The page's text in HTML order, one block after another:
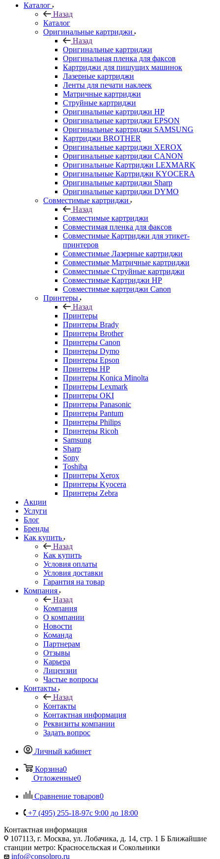
Каталог
Назад
Каталог
Оригинальные картриджи
Назад
Оригинальные картриджи
Оригинальная пленка для факсов
Картриджи для пишущих машинок
Лазерные картриджи
Ленты для печати наклеек
Матричные картриджи
Струйные картриджи
Оригинальные картриджи HP
Оригинальные картриджи EPSON
Оригинальные картриджи SAMSUNG
Картриджи BROTHER
Оригинальные картриджи XEROX
Оригинальные картриджи CANON
Оригинальные Картриджи LEXMARK
Оригинальные Картриджи KYOCERA
Оригинальные картриджи Sharp
Оригинальные картриджи DYMO
Совместимые картриджи
Назад
Совместимые картриджи
Совместимая пленка для факсов
Совместимые Картриджи для этикет-
принтеров
Совместимые Лазерные картриджи
Совместимые Матричные картриджи
Совместимые Струйные картриджи
Совместимые Картриджи HP
Совместимые картриджи Canon
Принтеры
Назад
Принтеры
Принтеры Brady
Принтеры Brother
Принтеры Canon
Принтеры Dymo
Принтеры Epson
Принтеры HP
Принтеры Konica Minolta
Принтеры Lexmark
Принтеры OKI
Принтеры Panasonic
Принтеры Pantum
Принтеры Philips
Принтеры Ricoh
Samsung
Sharp
Sony
Toshiba
Принтеры Xerox
Принтеры Kyocera
Принтеры Zebra
Акции
Услуги
Блог
Бренды
Как купить
Назад
Как купить
Условия оплаты
Условия доставки
Гарантия на товар
Компания
Назад
Компания
О компании
Новости
Команда
Партнерам
Отзывы
Карьера
Лицензии
Частые вопросы
Контакты
Назад
Контакты
Контактная информация
Реквизиты компании
Задать вопрос
Личный кабинет
Корзина0
Отложенные0
Сравнение товаров0
+7 (495) 255-18-97с 9:00 до 18:00
Контактная информация
107113, г. Москва, ул. Лобачика, д. 14, стр. 1 Б Ближайшие
станции метро: Красносельская и Сокольники
info@consolpro.ru